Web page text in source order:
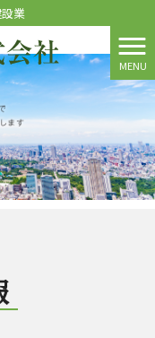
業
MENU